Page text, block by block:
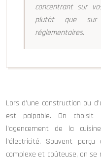
concentrant sur
plutôt que sur
réglementaires.
Lors d’une construction ou
est palpable. On
l’agencement de la
l’électricité. Souvent
complexe et coûteuse, on se